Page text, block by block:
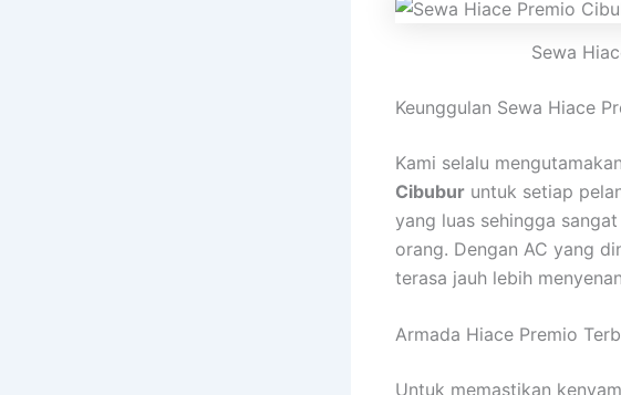
Sewa
Keunggulan Sewa Hiace
Kami selalu
Cibubur untuk setiap
yang luas sehingga
orang. Dengan AC yang
terasa jauh lebih
Armada Hiace Premio
Untuk memastikan